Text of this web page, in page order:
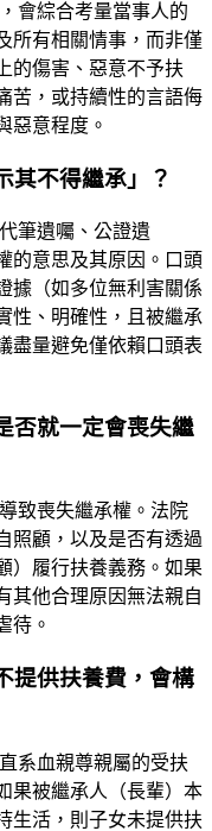
會綜合考量當事人的
所有相關情事，而非僅
的傷害、惡意不予扶
苦，或持續性的言語侮
惡意程度。
其不得繼承」？
筆遺囑、公證遺
的意思及其原因。口頭
據（如多位無利害關係
性、明確性，且被繼承
盡量避免僅依賴口頭表
否就一定會喪失繼
致喪失繼承權。法院
照顧，以及是否有透過
）履行扶養義務。如果
其他合理原因無法親自
待。
提供扶養費，會構
系血親尊親屬的受扶
果被繼承人（長輩）本
生活，則子女未提供扶